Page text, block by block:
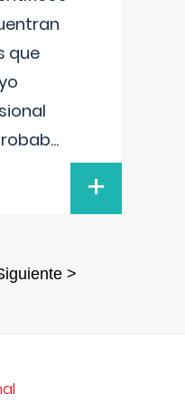
que
...
+
>